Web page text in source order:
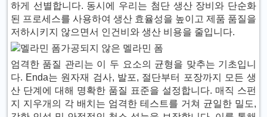
하게 선별합니다. 동시에 우리는 첨단 생산 장비와 단순화
된 프로세스를 사용하여 생산 효율성을 높이고 제품 품질을
저하시키지 않으면서 인건비와 생산 비용을 줄입니다.
가공되지 않은 멜라민 폼
엄격한 품질 관리는 이 두 요소의 균형을 맞추는 기초입니
다. Enda는 원자재 검사, 발포, 절단부터 포장까지 모든 생
산 단계에 대해 명확한 품질 표준을 설정합니다. 매직 스펀
지 지우개의 각 배치는 엄격한 테스트를 거쳐 균일한 밀도,